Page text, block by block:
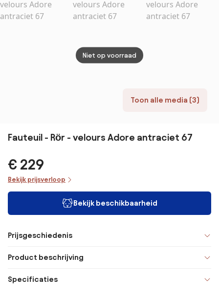
gestoffeerde
luie bank met
kussens,
opvouwbare
grijs
Toon alle media (3)
Niet op voorraad
Fauteuil - Rör - velours Adore antraciet 67
€ 229
Bekijk prijsverloop
Bekijk beschikbaarheid
Prijsgeschiedenis
Product beschrijving
Specificaties